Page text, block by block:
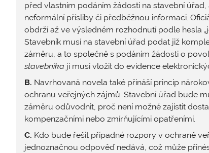
před vlastním podáním žádosti na stavební
neformální přísliby či předběžnou informaci.
obdrží až ve výsledném rozhodnutí podle hesla
Stavebník musí na stavební úřad podat již
záměru, a to společně s podáním žádosti o
stavebníka ji musí vložit do evidence
B. Navrhovaná novela také přináší princip
ochranu veřejných zájmů. Stavební úřad bude
záměru odůvodnit, proč není možné zajistit
kompenzačními nebo zmírňujícími opatřeními.
C. Kdo bude řešit případné rozpory v ochraně
jednoznačnou odpověď nedává, což může